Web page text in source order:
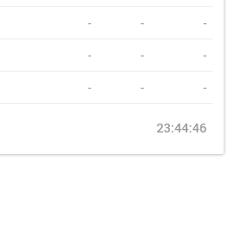
- - -
- - -
- - -
23:44:46